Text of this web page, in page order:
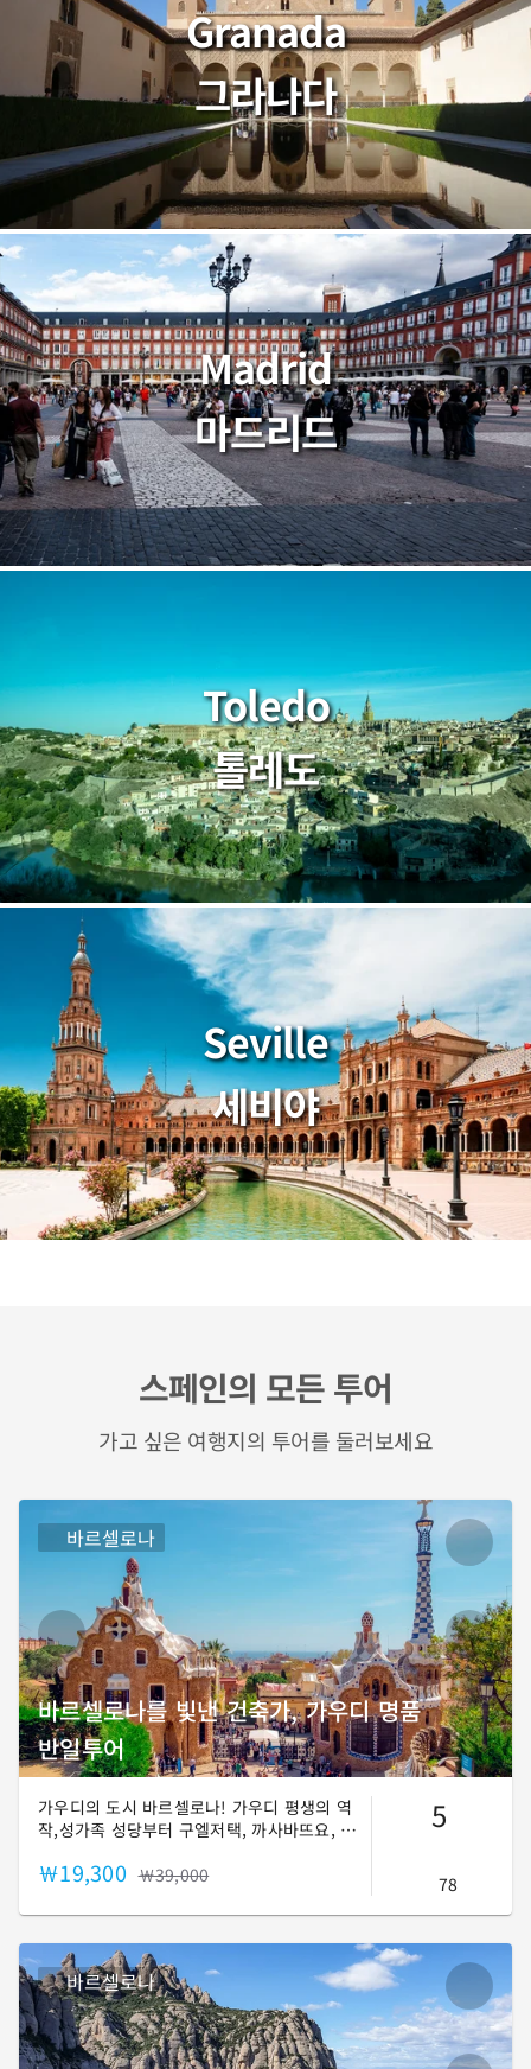
Granada
그라나다
Madrid
마드리드
Toledo
톨레도
Seville
세비야
스페인의 모든 투어
가고 싶은 여행지의 투어를 둘러보세요
바르셀로나
바르셀로나를 빛낸 건축가, 가우디 명품
반일투어
가우디의 도시 바르셀로나! 가우디 평생의 역
작,성가족 성당부터 구엘저택, 까사바뜨요, 까
디의 인생이야기를 감상해보세요!
￦19,300 ￦39,000
5
78
바르셀로나